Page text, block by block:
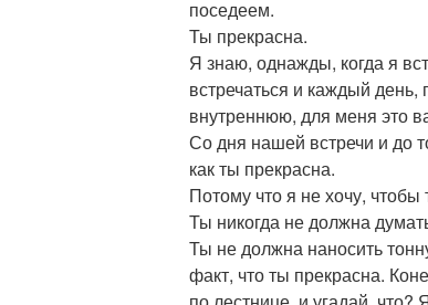
поседеем.
Ты прекрасна.
Я знаю, однажды, когда я
встречаться и каждый
внутреннюю, для меня это
Со дня нашей встречи и до
как ты прекрасна.
Потому что я не хочу, чтобы
Ты никогда не должна
Ты не должна наносить
факт, что ты прекрасна.